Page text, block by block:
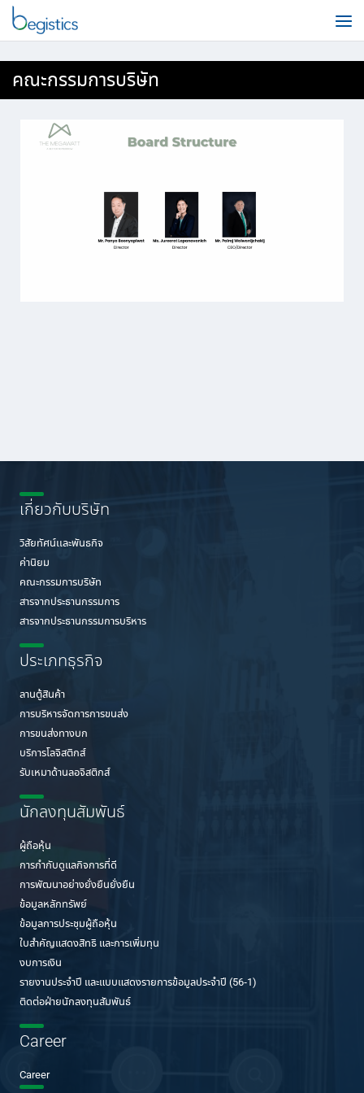
คณะกรรมการบริษัท
เกี่ยวกับบริษัท
วิสัยทัศน์เเละพันธกิจ
ค่านิยม
คณะกรรมการบริษัท
สารจากประธานกรรมการ
สารจากประธานกรรมการบริหาร
ประเภทธุรกิจ
ลานตู้สินค้า
การบริหารจัดการการขนส่ง
การขนส่งทางบก
บริการโลจิสติกส์
รับเหมาด้านลอจิสติกส์
นักลงทุนสัมพันธ์
ผู้ถือหุ้น
การกำกับดูแลกิจการที่ดี
การพัฒนาอย่างยั่งยืนยั่งยืน
ข้อมูลหลักทรัพย์
ข้อมูลการประชุมผู้ถือหุ้น
ใบสำคัญแสดงสิทธิ และการเพิ่มทุน
งบการเงิน
รายงานประจำปี และแบบแสดงรายการข้อมูลประจำปี (56-1)
ติดต่อฝ่ายนักลงทุนสัมพันธ์
Career
Career